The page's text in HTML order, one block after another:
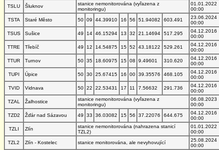
TSLU
Šluknov
stanice nemonitorována (vyřazena z
monitoringu)
01.01.2022
00:00
TSTA
Staré Město 50 09 44.39910 16 56 51.94082 603.491
23.06.2024
00:00
TSUS
Sušice 49 14 46.15294 13 32 21.14694 517.295
04.12.2016
00:00
TTRE
Třebíč 49 12 14.54875 15 52 43.18122 529.261
04.12.2016
00:00
TTUR
Turnov 50 35 18.60975 15 08 9.49601 310.620
04.12.2016
00:00
TUPI
Úpice 50 30 25.67415 16 00 39.35576 468.105
04.12.2016
00:00
TVID
Vidnava 50 22 22.53431 17 11 7.56632 291.736
04.12.2016
00:00
TZAL
Žalhostice
stanice nemonitorována (vyřazena z
monitoringu)
06.08.2023
00:00
TZD2
Žďár nad Sázavou 49 33 36.03082 15 56 37.22076 644.675
04.12.2016
00:00
TZLI
Zlín
stanice nemonitorována (nahrazena stanicí
TZL2)
01.01.2022
00:00
TZL2
Zlín - Kostelec stanice monitorována, ale nevyhovující
25.08.2024
00:00